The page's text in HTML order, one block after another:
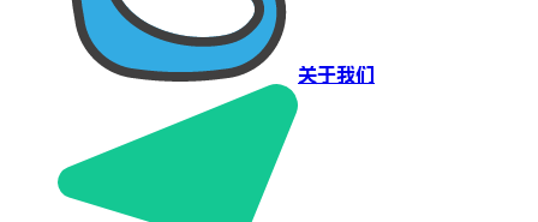
关于我们